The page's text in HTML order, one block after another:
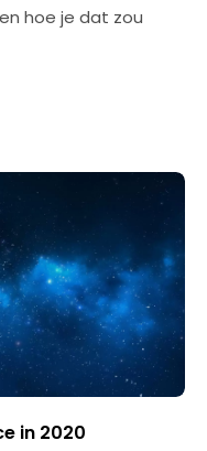
hoe je dat zou
in 2020